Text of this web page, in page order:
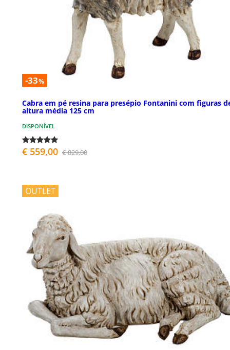
-33%
Cabra em pé resina para presépio Fontanini com figuras
altura média 125 cm
DISPONÍVEL
€ 559,00 € 829,00
OUTLET